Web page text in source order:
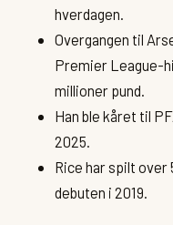
hverdagen.
Overgangen til
Premier League-
millioner pund.
Han ble kåret til
2025.
Rice har spilt over
debuten i 2019.